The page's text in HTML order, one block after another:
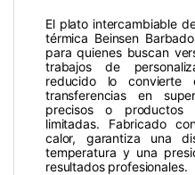
El plato intercambiable
térmica Beinsen
para quienes buscan
trabajos de
reducido lo
transferencias en
precisos o productos
limitadas. Fabricado
calor, garantiza una
temperatura y una
resultados profesionales.